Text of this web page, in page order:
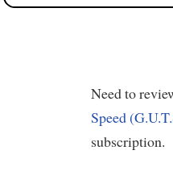
Need to
Speed
subscription.